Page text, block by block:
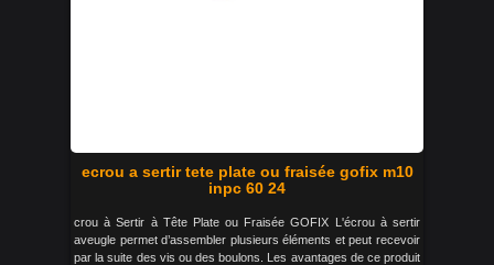
ecrou a sertir tete plate ou fraisée gofix m10
inpc 60 24
crou à Sertir à Tête Plate ou Fraisée GOFIX L'écrou à sertir
aveugle permet d’assembler plusieurs éléments et peut recevoir
par la suite des vis ou des boulons. Les avantages de ce produit